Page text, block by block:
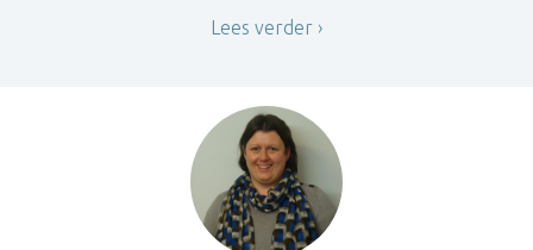
Lees verder